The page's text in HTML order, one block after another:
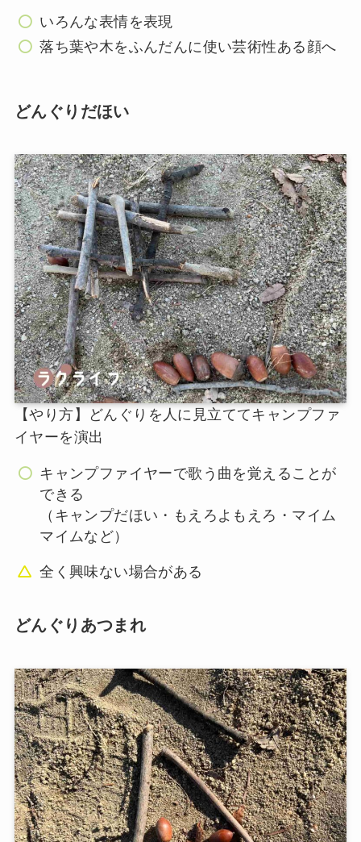
いろんな表情を表現
落ち葉や木をふんだんに使い芸術性ある顔へ
どんぐりだほい
【やり方】どんぐりを人に見立ててキャンプファ
イヤーを演出
キャンプファイヤーで歌う曲を覚えることが
できる
（キャンプだほい・もえろよもえろ・マイム
マイムなど）
全く興味ない場合がある
どんぐりあつまれ